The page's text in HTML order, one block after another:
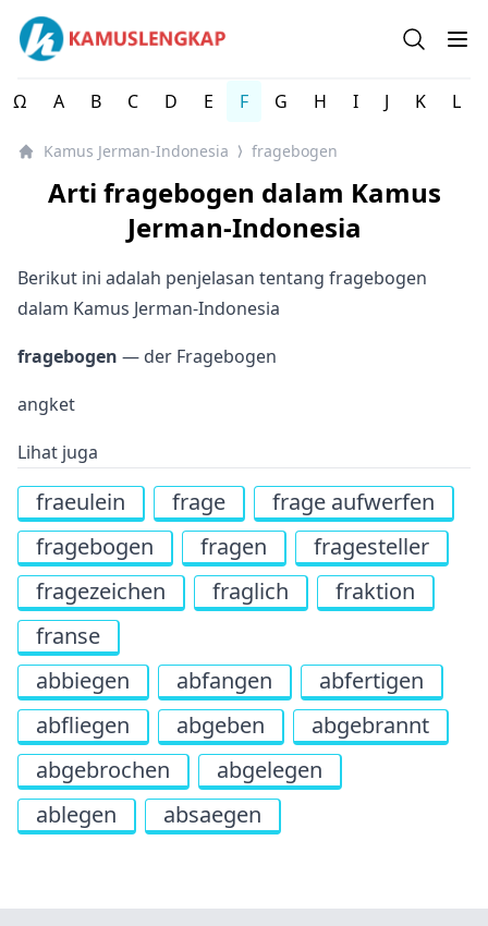
Kamus Lengkap Jerman-Indonesia - Kamus Bahasa
Open
Ω A B C D E F G H I J K L
Kamus Jerman-Indonesia ⟩ fragebogen
Arti fragebogen dalam Kamus
Jerman-Indonesia
Berikut ini adalah penjelasan tentang fragebogen
dalam Kamus Jerman-Indonesia
fragebogen — der Fragebogen
angket
Lihat juga
fraeulein frage
frage aufwerfen
fragebogen
fragen
fragesteller
fragezeichen
fraglich
fraktion
franse
abbiegen
abfangen
abfertigen
abfliegen
abgeben
abgebrannt
abgebrochen
abgelegen
ablegen
absaegen